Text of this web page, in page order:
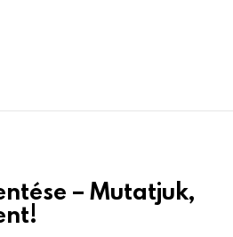
– Mutatjuk,